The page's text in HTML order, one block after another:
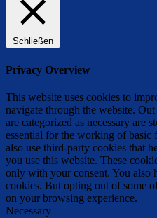
Schließen
Privacy Overview
This website uses cookies to
navigate through the website.
are categorized as necessary are
essential for the working of basic
also use third-party cookies that
you use this website. These
only with your consent. You also
cookies. But opting out of some
on your browsing experience.
Necessary